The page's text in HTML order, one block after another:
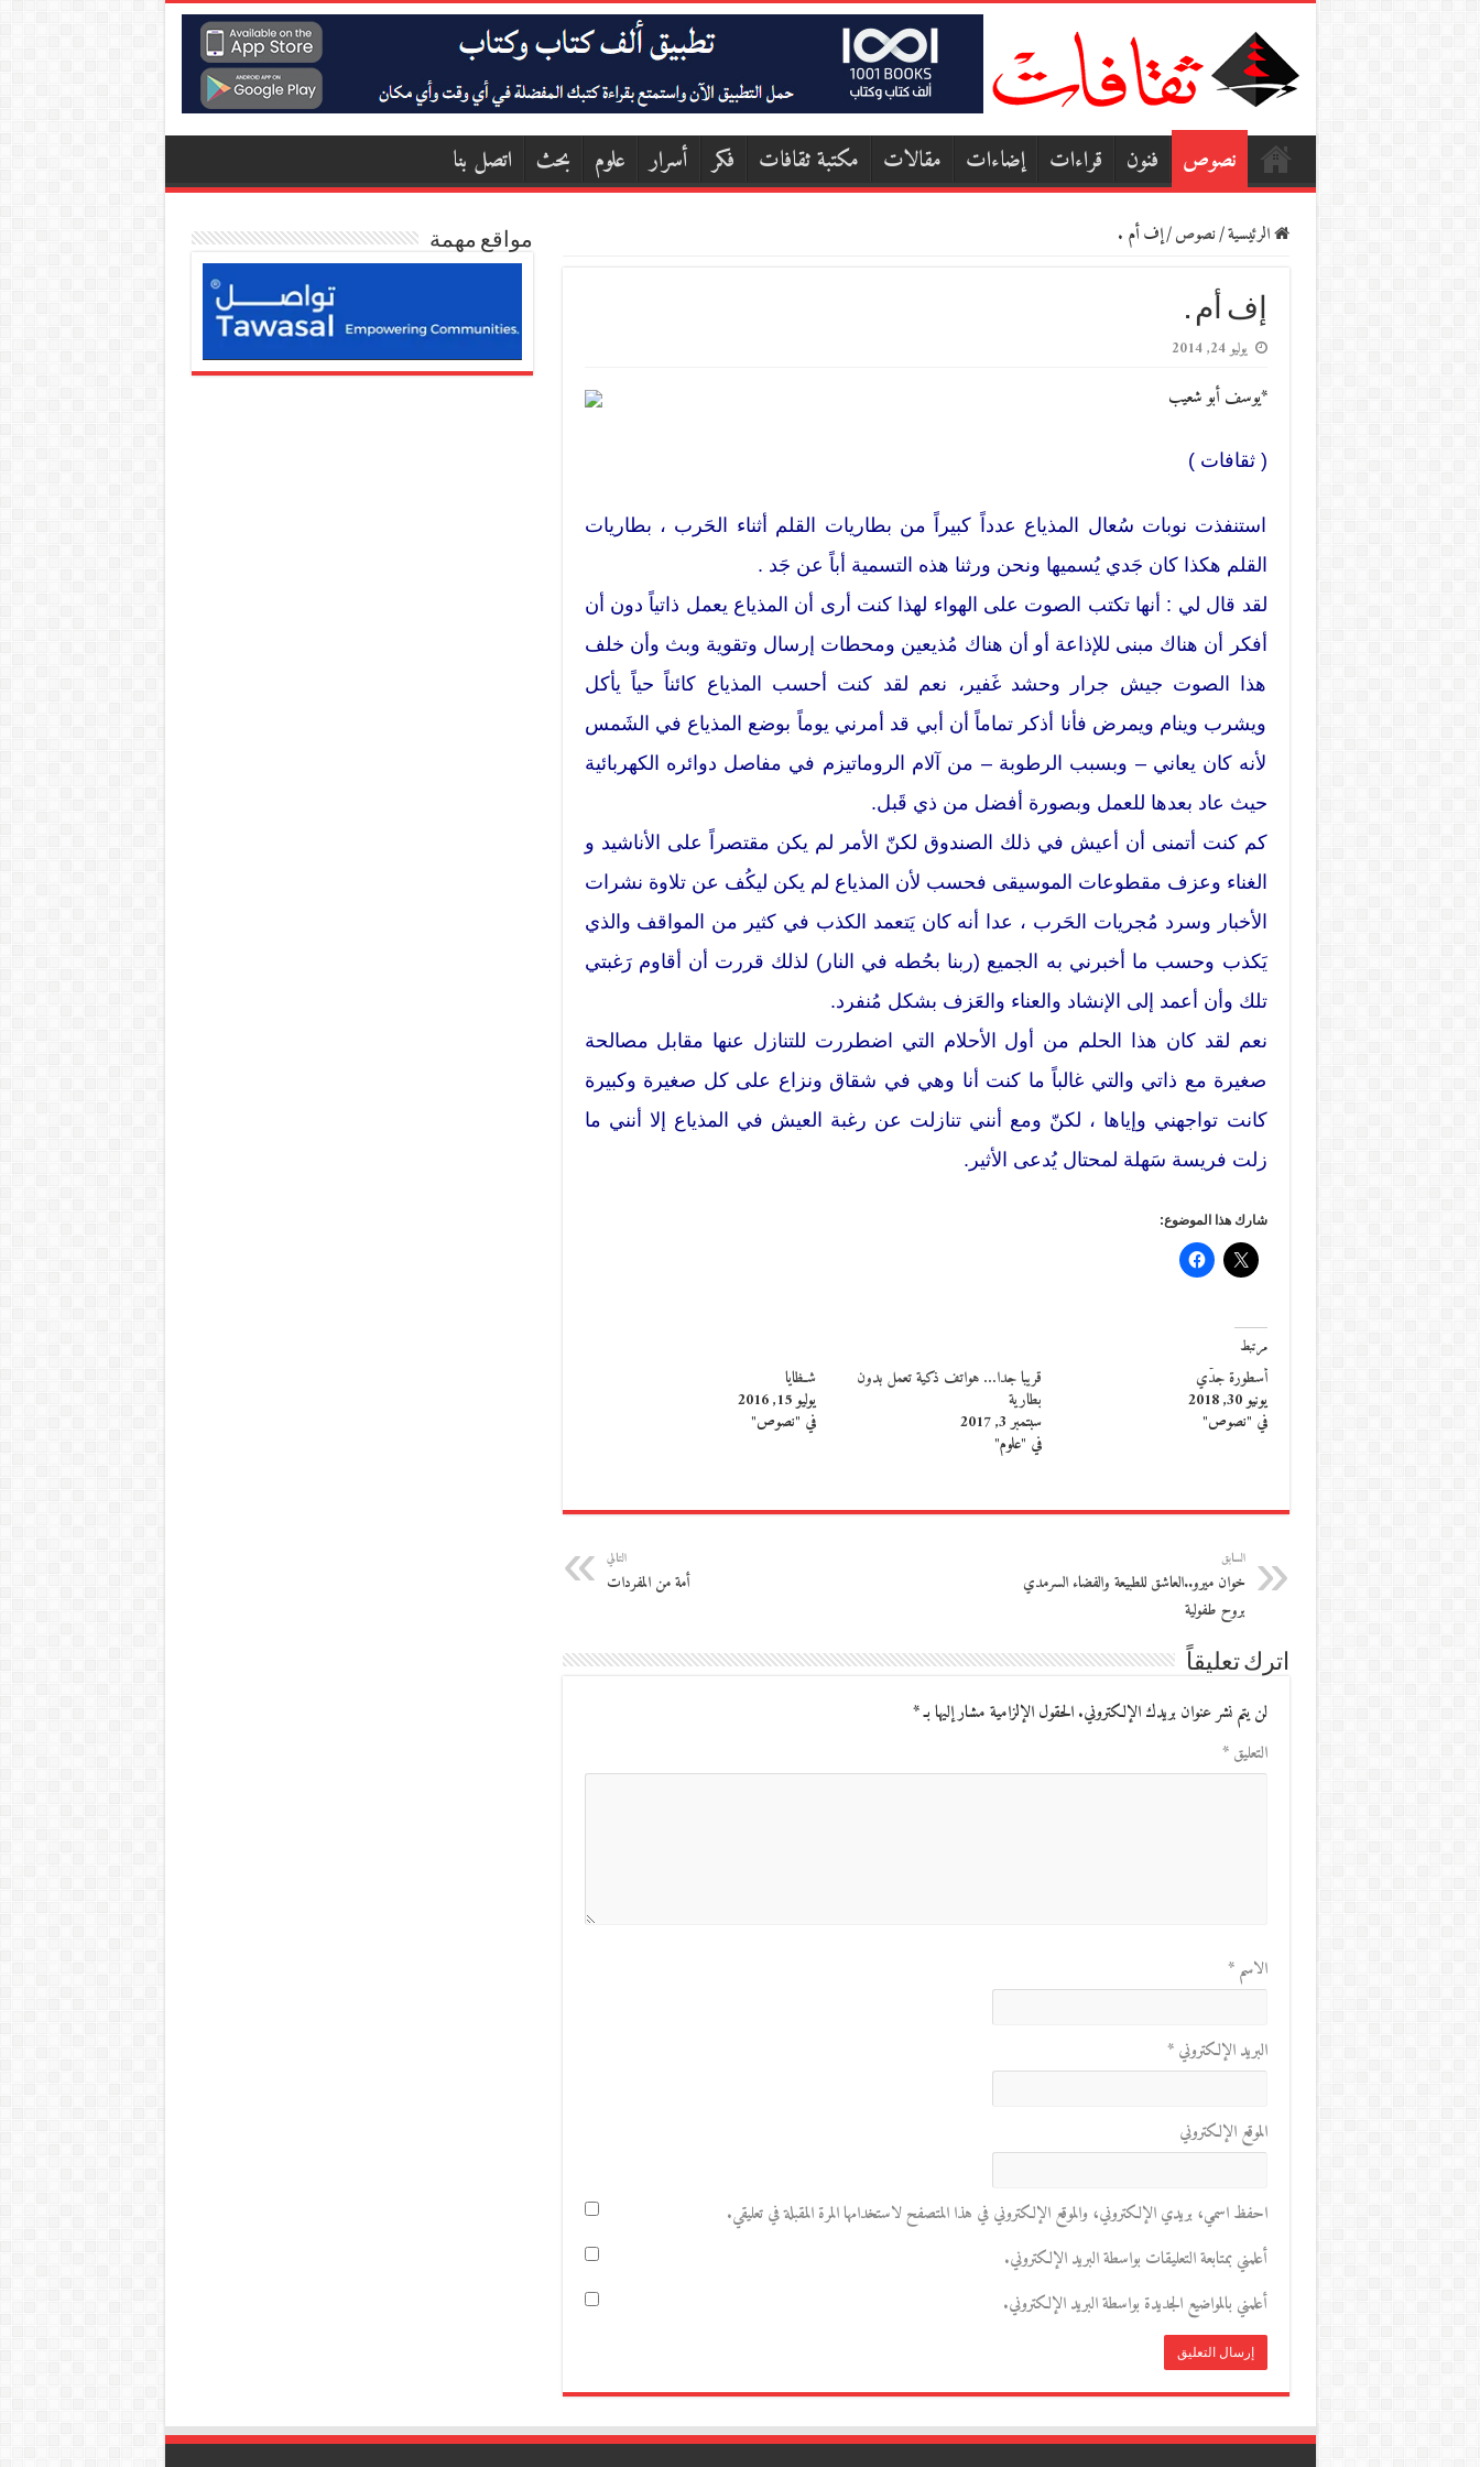
نصوص فنون قراءات إضاءات مقالات مكتبة ثقافات فكر أسرار علوم بحث اتصل بنا
الرئيسية/نصوص/إف أم .
إف أم .
يوليو 24, 2014
*يوسف أبو شعيب
( ثقافات )
استنفذت نوبات سُعال المذياع عدداً كبيراً من بطاريات القلم أثناء الحَرب ، بطاريات
القلم هكذا كان جَدي يُسميها ونحن ورثنا هذه التسمية أباً عن جَد .
لقد قال لي : أنها تكتب الصوت على الهواء لهذا كنت أرى أن المذياع يعمل ذاتياً دون أن
أفكر أن هناك مبنى للإذاعة أو أن هناك مُذيعين ومحطات إرسال وتقوية وبث وأن خلف
هذا الصوت جيش جرار وحشد غَفير، نعم لقد كنت أحسب المذياع كائناً حياً يأكل
ويشرب وينام ويمرض فأنا أذكر تماماً أن أبي قد أمرني يوماً بوضع المذياع في الشَمس
لأنه كان يعاني – وبسبب الرطوبة – من آلام الروماتيزم في مفاصل دوائره الكهربائية
حيث عاد بعدها للعمل وبصورة أفضل من ذي قَبل.
كم كنت أتمنى أن أعيش في ذلك الصندوق لكنّ الأمر لم يكن مقتصراً على الأناشيد و
الغناء وعزف مقطوعات الموسيقى فحسب لأن المذياع لم يكن ليكُف عن تلاوة نشرات
الأخبار وسرد مُجريات الحَرب ، عدا أنه كان يَتعمد الكذب في كثير من المواقف والذي
يَكذب وحسب ما أخبرني به الجميع (ربنا بحُطه في النار) لذلك قررت أن أقاوم رَغبتي
تلك وأن أعمد إلى الإنشاد والعناء والعَزف بشكل مُنفرد.
نعم لقد كان هذا الحلم من أول الأحلام التي اضطررت للتنازل عنها مقابل مصالحة
صغيرة مع ذاتي والتي غالباً ما كنت أنا وهي في شقاق ونزاع على كل صغيرة وكبيرة
كانت تواجهني وإياها ، لكنّ ومع أنني تنازلت عن رغبة العيش في المذياع إلا أنني ما
زلت فريسة سَهلة لمحتال يُدعى الأثير.
شارك هذا الموضوع:
مرتبط
أسطورة جدّي
يونيو 30, 2018
في "نصوص"
قريبا جدا… هواتف ذكية تعمل بدون
بطارية
سبتمبر 3, 2017
في "علوم"
شـظايا
يوليو 15, 2016
في "نصوص"
السابق
خوان ميرو..العاشق للطبيعة والفضاء السرمدي
بروح طفولية
التالي
أمة من المفردات
اترك تعليقاً
لن يتم نشر عنوان بريدك الإلكتروني. الحقول الإلزامية مشار إليها بـ*
التعليق*
الاسم*
البريد الإلكتروني*
الموقع الإلكتروني
احفظ اسمي، بريدي الإلكتروني، والموقع الإلكتروني في هذا المتصفح لاستخدامها المرة المقبلة في تعليقي.
أعلمني بمتابعة التعليقات بواسطة البريد الإلكتروني.
أعلمني بالمواضيع الجديدة بواسطة البريد الإلكتروني.
مواقع مهمة